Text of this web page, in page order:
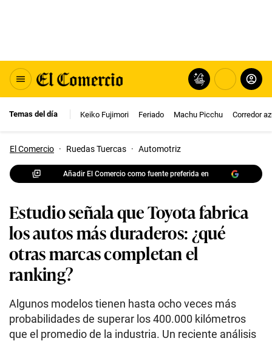
Temas del día Keiko Fujimori Feriado Machu Picchu Corredor
El Comercio · Ruedas Tuercas · Automotriz
Añadir El Comercio como fuente preferida en
Estudio señala que Toyota fabrica
los autos más duraderos: ¿qué
otras marcas completan el
ranking?
Algunos modelos tienen hasta ocho veces más
probabilidades de superar los 400.000 kilómetros
que el promedio de la industria. Un reciente análisis